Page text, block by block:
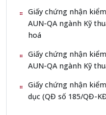
Giấy chứng nhận
AUN-QA ngành Kỹ
hoá
Giấy chứng nhận
AUN-QA ngành Kỹ
Giấy chứng nhận
dục (QĐ số 185/QĐ-